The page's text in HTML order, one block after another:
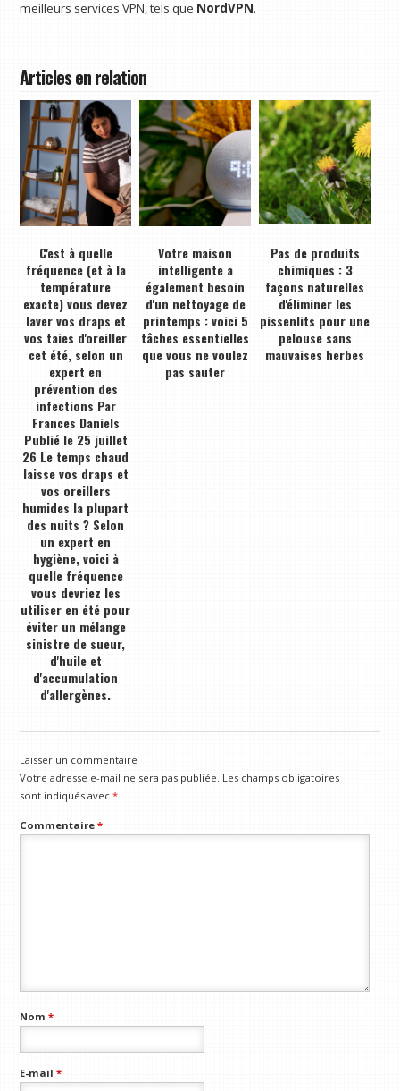
meilleurs services VPN, tels que NordVPN.
Articles en relation
C'est à quelle
fréquence (et à la
température
exacte) vous devez
laver vos draps et
vos taies d'oreiller
cet été, selon un
expert en
prévention des
infections Par
Frances Daniels
Publié le 25 juillet
26 Le temps chaud
laisse vos draps et
vos oreillers
humides la plupart
des nuits ? Selon
un expert en
hygiène, voici à
quelle fréquence
vous devriez les
utiliser en été pour
éviter un mélange
sinistre de sueur,
d'huile et
d'accumulation
d'allergènes.
Votre maison
intelligente a
également besoin
d'un nettoyage de
printemps : voici 5
tâches essentielles
que vous ne voulez
pas sauter
Pas de produits
chimiques : 3
façons naturelles
d'éliminer les
pissenlits pour une
pelouse sans
mauvaises herbes
Laisser un commentaire
Votre adresse e-mail ne sera pas publiée. Les champs obligatoires
sont indiqués avec*
Commentaire*
Nom*
E-mail*